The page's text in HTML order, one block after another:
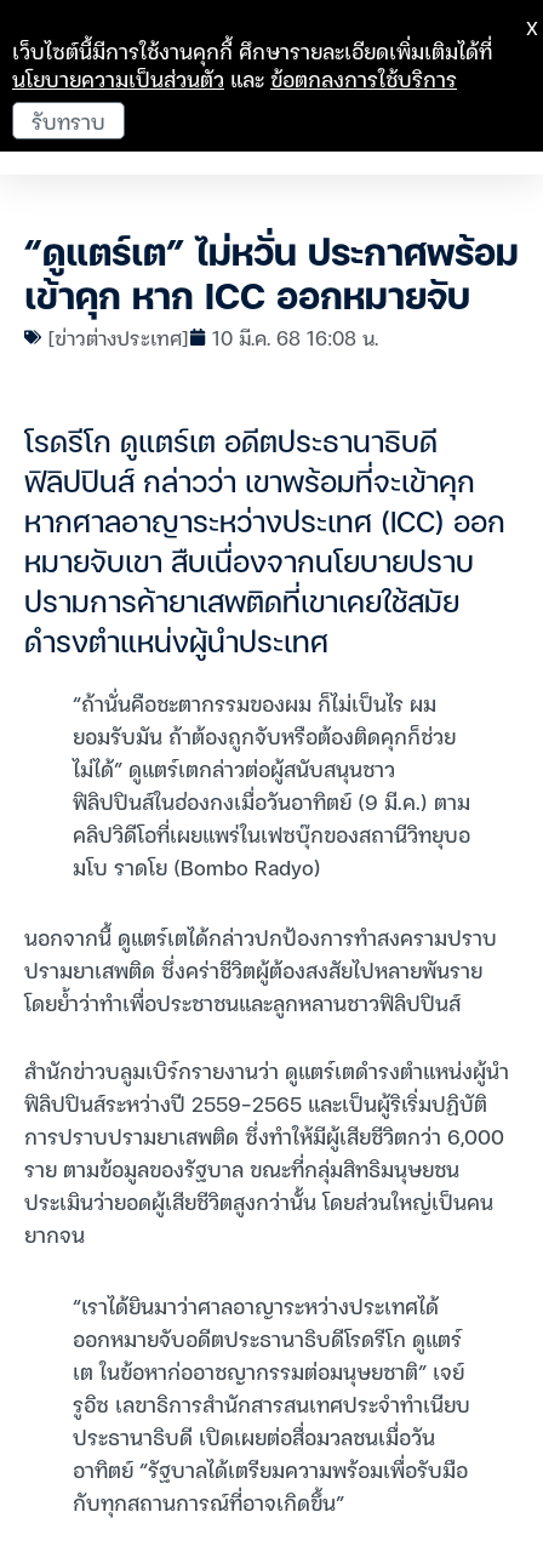
“ดูแตร์เต” ไม่หวั่น ประกาศพร้อม
เข้าคุก หาก ICC ออกหมายจับ
[ข่าวต่างประเทศ] 10 มี.ค. 68 16:08 น.
โรดรีโก ดูแตร์เต อดีตประธานาธิบดี
ฟิลิปปินส์ กล่าวว่า เขาพร้อมที่จะเข้าคุก
หากศาลอาญาระหว่างประเทศ (ICC) ออก
หมายจับเขา สืบเนื่องจากนโยบายปราบ
ปรามการค้ายาเสพติดที่เขาเคยใช้สมัย
ดำรงตำแหน่งผู้นำประเทศ
“ถ้านั่นคือชะตากรรมของผม ก็ไม่เป็นไร ผม
ยอมรับมัน ถ้าต้องถูกจับหรือต้องติดคุกก็ช่วย
ไม่ได้” ดูแตร์เตกล่าวต่อผู้สนับสนุนชาว
ฟิลิปปินส์ในฮ่องกงเมื่อวันอาทิตย์ (9 มี.ค.) ตาม
คลิปวิดีโอที่เผยแพร่ในเฟซบุ๊กของสถานีวิทยุบอ
มโบ ราดโย (Bombo Radyo)
นอกจากนี้ ดูแตร์เตได้กล่าวปกป้องการทำสงครามปราบ
ปรามยาเสพติด ซึ่งคร่าชีวิตผู้ต้องสงสัยไปหลายพันราย
โดยย้ำว่าทำเพื่อประชาชนและลูกหลานชาวฟิลิปปินส์
สำนักข่าวบลูมเบิร์กรายงานว่า ดูแตร์เตดำรงตำแหน่งผู้นำ
ฟิลิปปินส์ระหว่างปี 2559-2565 และเป็นผู้ริเริ่มปฏิบัติ
การปราบปรามยาเสพติด ซึ่งทำให้มีผู้เสียชีวิตกว่า 6,000
ราย ตามข้อมูลของรัฐบาล ขณะที่กลุ่มสิทธิมนุษยชน
ประเมินว่ายอดผู้เสียชีวิตสูงกว่านั้น โดยส่วนใหญ่เป็นคน
ยากจน
“เราได้ยินมาว่าศาลอาญาระหว่างประเทศได้
ออกหมายจับอดีตประธานาธิบดีโรดรีโก ดูแตร์
เต ในข้อหาก่ออาชญากรรมต่อมนุษยชาติ” เจย์
รูอิซ เลขาธิการสำนักสารสนเทศประจำทำเนียบ
ประธานาธิบดี เปิดเผยต่อสื่อมวลชนเมื่อวัน
อาทิตย์ “รัฐบาลได้เตรียมความพร้อมเพื่อรับมือ
กับทุกสถานการณ์ที่อาจเกิดขึ้น”
เว็บไซต์นี้มีการใช้งานคุกกี้ ศึกษารายละเอียดเพิ่มเติมได้ที่
นโยบายความเป็นส่วนตัว และข้อตกลงการใช้บริการ
รับทราบ
X